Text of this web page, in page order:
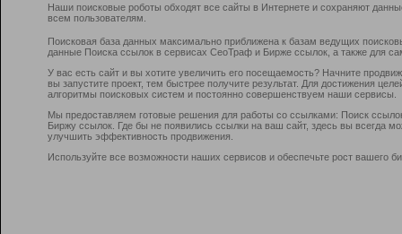
Наши поисковые роботы обходят все сайты в Интернете и сохраняют
всем пользователям.
Поисковая база данных максимально приближена к базам ведущих
данные Поиска ссылок в сервисах СеоТраф и Бирже ссылок, а также для
У вас есть сайт и вы хотите увеличить его посещаемость? Начните
вы запустите проект, тем быстрее получите результат. Для достижения
алгоритмы поисковых систем и постоянно совершенствуем наши сервисы.
Мы предоставляем готовые решения для работы со ссылками: Поиск
Биржу ссылок. Где бы не появились ссылки на ваш сайт, здесь вы всегда
улучшить эффективность продвижения.
Используйте все возможности наших сервисов и обеспечьте рост вашего